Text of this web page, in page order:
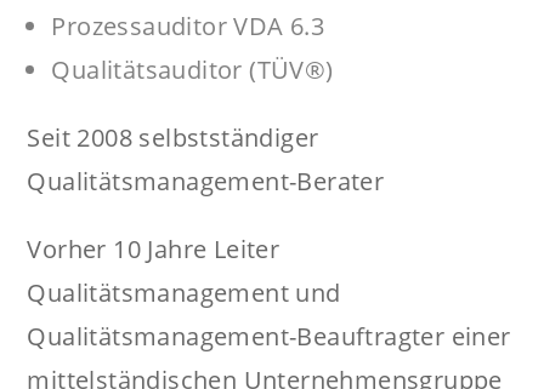
Prozessauditor VDA 6.3
Qualitätsauditor (TÜV®)
Seit 2008 selbstständiger
Qualitätsmanagement-Berater
Vorher 10 Jahre Leiter
Qualitätsmanagement und
Qualitätsmanagement-Beauftragter einer
mittelständischen Unternehmensgruppe